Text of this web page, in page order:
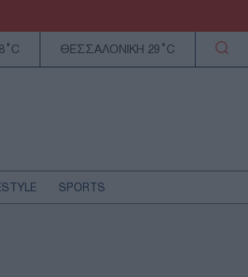
ΘΕΣΣΑΛΟΝΙΚΗ 29°C
SPORTS